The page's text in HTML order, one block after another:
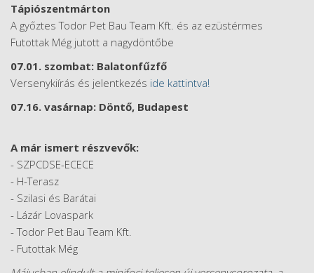
Tápiószentmárton
A győztes Todor Pet Bau Team Kft. és az ezüstérmes
Futottak Még jutott a nagydöntőbe
07.01. szombat: Balatonfűzfő
Versenykiírás és jelentkezés ide kattintva!
07.16. vasárnap: Döntő, Budapest
A már ismert részvevők:
- SZPCDSE-ECECE
- H-Terasz
- Szilasi és Barátai
- Lázár Lovaspark
- Todor Pet Bau Team Kft.
- Futottak Még